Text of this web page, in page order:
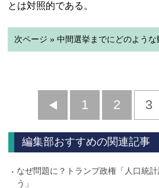
とは対照的である。
次ページ » 中間選挙までにどのよう
前
へ
1 2 3
編集部おすすめの関連記事
なぜ問題に？トランプ政権「人口統
う」